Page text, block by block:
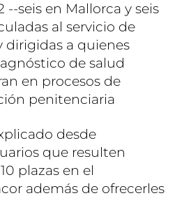
--seis en Mallorca y seis
al servicio de
a quienes
de salud
en procesos de
penitenciaria
desde
que resulten
plazas en el
además de ofrecerles